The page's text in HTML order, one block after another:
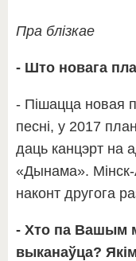
Пра блізкае
- Што новага
- Пішацца новая
песні, у 2017
даць канцэрт на
«Дынама».
наконт другога
- Хто па Вашым
выканаўца?